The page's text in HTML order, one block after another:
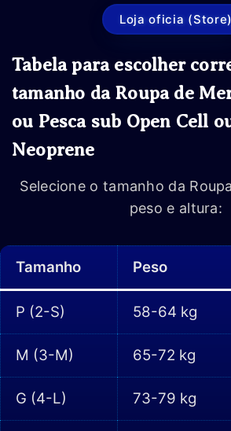
Loja oficia (Store)
Tabela para escolher
tamanho da Roupa de
ou Pesca sub Open Cell
Neoprene
Selecione o tamanho da
peso e altura:
Tamanho Peso
P (2-S) 58-64 kg
M (3-M) 65-72 kg
G (4-L) 73-79 kg